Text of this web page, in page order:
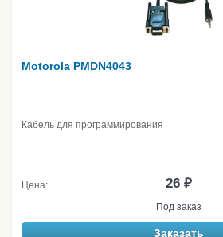
Motorola PMDN4043
Кабель для программирования
Цена: 26 ₽
Под заказ
Заказать